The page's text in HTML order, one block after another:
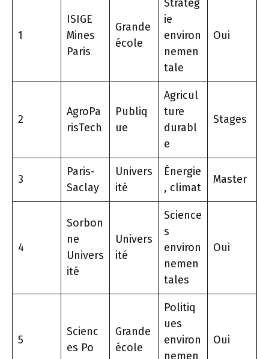
1
ISIGE
Mines
Paris
Grande
école
Stratég
ie
environ
nemen
tale
Oui
2
AgroPa
risTech
Publiq
ue
Agricul
ture
durabl
e
Stages
3
Paris-
Saclay
Univers
ité
Énergie
, climat
Master
4
Sorbon
ne
Univers
ité
Univers
ité
Science
s
environ
nemen
tales
Oui
5
Scienc
es Po
Grande
école
Politiq
ues
environ
nemen
Oui